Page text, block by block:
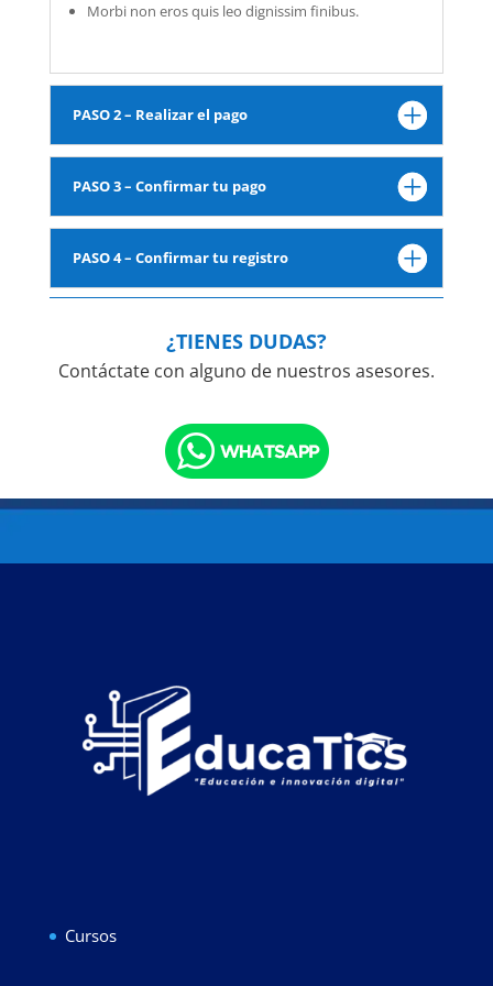
Morbi non eros quis leo dignissim finibus.
PASO 2 – Realizar el pago
PASO 3 – Confirmar tu pago
PASO 4 – Confirmar tu registro
¿TIENES DUDAS?
Contáctate con alguno de nuestros asesores.
Cursos